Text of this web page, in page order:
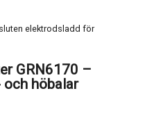
GRN6170 –
höbalar